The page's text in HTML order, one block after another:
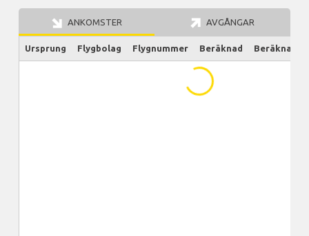
ANKOMSTER AVGÅNGAR
Ursprung Flygbolag Flygnummer Beräknad Beräknad/
...